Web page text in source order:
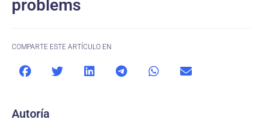
problems
COMPARTE ESTE ARTÍCULO EN
Autoría